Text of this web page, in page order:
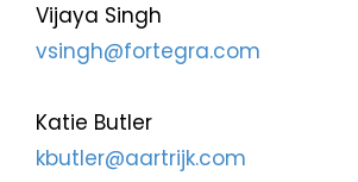
Vijaya Singh
vsingh@fortegra.com
Katie Butler
kbutler@aartrijk.com